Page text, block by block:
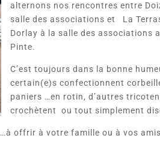
alternons nos rencontres entre
salle des associations et La
Dorlay à la salle des associations
Pinte.
C’est toujours dans la bonne
certain(e)s confectionnent
paniers …en rotin, d’autres
crochètent ou tout simplement
offrir à votre famille ou à vos